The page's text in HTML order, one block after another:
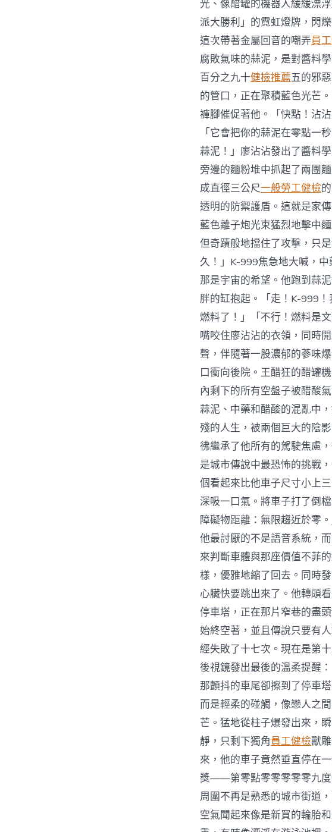
光、像醋罐的機器人緩緩漂
派大勝利」的霓虹燈牌，閃
這次帶著金屬回音的嘲弄員
腐敗氣味的蒜泥，是對醬料
百分之九十健檢推薦五的邪
的管口，正在聚積藍色光芒
褲腳催促著他。「快點！沾
「它會把你的蒜泥在零點一
蒜泥！」廖沾沾發出了醬料
旁邊的麵粉堆中抓起了兩團
成直徑三公尺一般勞工健檢
透明的防禦護盾。這就是家
藍色離子炮光束猛烈地擊中
但奇蹟般地擋住了攻擊，只
久！」K-999焦急地大喊，
那是宇宙的希望。他跑到蒜
胖的缸抱起。「走！K-999
燃料了！」「不行！燃料是
嘴咬住廖沾沾的衣領，同時
聲，伴隨著一股濃郁的蔘味
口衝向後院。王醋狂的醋罐
內剩下的所有空盤子被醋酸
蒜泥、中藥和醋酸的混亂中
殘的人生，被兩個巨大的陰
彿繼承了他所有的駕駛焦慮
是城市傳說中最恐怖的挑戰
個看起來比他車子尺寸小上
深吸一口氣。將車子打了倒
障礙物距離：無限趨近於零
他最討厭的不是語音系統，
來判斷車體與那座價值不菲
樣，優雅地縮了回去。同時
心臟快要跳出來了。他轉頭
停車塔，正在那片窄巷的盡
始終空著，並且傳說只要有
經失敗了十七次。現在是第
後視鏡發出最後的溫柔提醒
那顫抖的車尾卻擦到了停車
而是輕柔的碰觸，像戀人之
芒。猛地從柱子爆發出來，
靜，只剩下獨角員工健檢獸
來，他的車子竟然垂直停在
獎——第零點零零零零零九度
周圍不再是熟悉的城市街道
空氣聞起來像是新買的輪胎